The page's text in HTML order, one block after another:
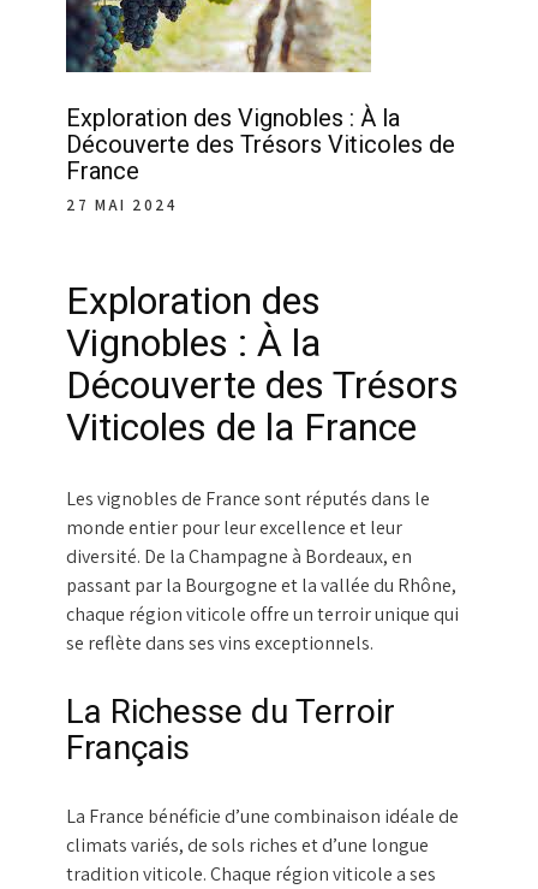
Exploration des Vignobles : À la
Découverte des Trésors Viticoles de
France
27 MAI 2024
Exploration des
Vignobles : À la
Découverte des Trésors
Viticoles de la France
Les vignobles de France sont réputés dans le
monde entier pour leur excellence et leur
diversité. De la Champagne à Bordeaux, en
passant par la Bourgogne et la vallée du Rhône,
chaque région viticole offre un terroir unique qui
se reflète dans ses vins exceptionnels.
La Richesse du Terroir
Français
La France bénéficie d’une combinaison idéale de
climats variés, de sols riches et d’une longue
tradition viticole. Chaque région viticole a ses